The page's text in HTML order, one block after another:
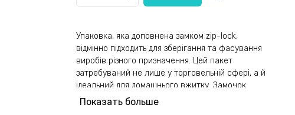
Упаковка, яка доповнена замком zip-lock,
відмінно підходить для зберігання та фасування
виробів різного призначення. Цей пакет
затребуваний не лише у торговельній сфері, а й
ідеальний для домашнього вжитку. Замочок
простий в експлуатації та дозволяє миттєво та
Показать больше